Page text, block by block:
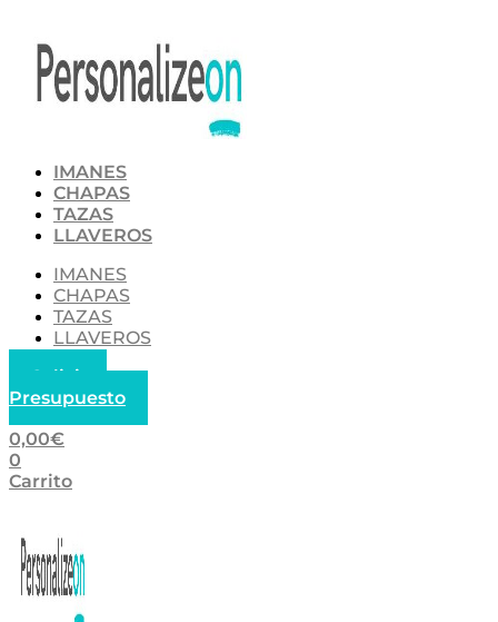
contenido
IMANES
CHAPAS
TAZAS
LLAVEROS
IMANES
CHAPAS
TAZAS
LLAVEROS
Solicitar
Presupuesto
0,00€
0
Carrito